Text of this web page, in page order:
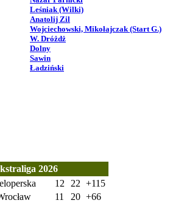
Leśniak (Wilki)
Anatolij Zil
Wojciechowski, Mikołajczak (Start G.)
W. Dróżdż
Dolny
Sawin
Ładziński
2026
12 22 +115
11 20 +66